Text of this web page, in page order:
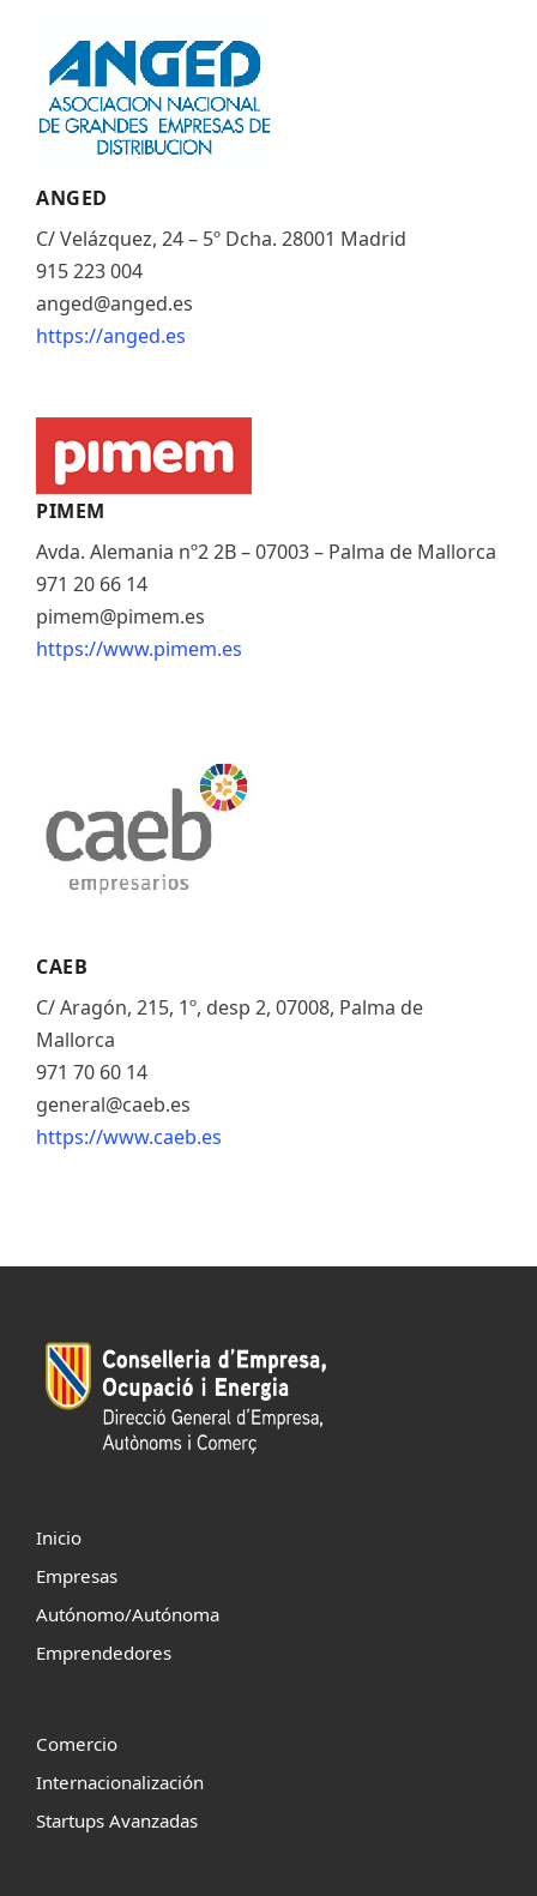
ANGED
C/ Velázquez, 24 – 5º Dcha. 28001 Madrid
915 223 004
anged@anged.es
https://anged.es
PIMEM
Avda. Alemania nº2 2B – 07003 – Palma de Mallorca
971 20 66 14
pimem@pimem.es
https://www.pimem.es
CAEB
C/ Aragón, 215, 1º, desp 2, 07008, Palma de
Mallorca
971 70 60 14
general@caeb.es
https://www.caeb.es
Inicio
Empresas
Autónomo/Autónoma
Emprendedores
Comercio
Internacionalización
Startups Avanzadas